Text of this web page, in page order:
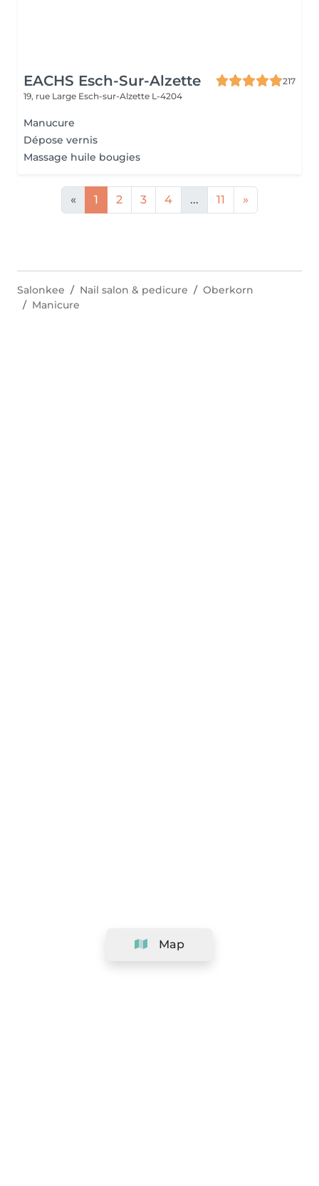
EACHS Esch-Sur-Alzette
217
19, rue Large Esch-sur-Alzette L-4204
Manucure
Dépose vernis
Massage huile bougies
« 1 2 3 4 ... 11 »
Map
Salonkee Nail salon & pedicure
Oberkorn
Manicure